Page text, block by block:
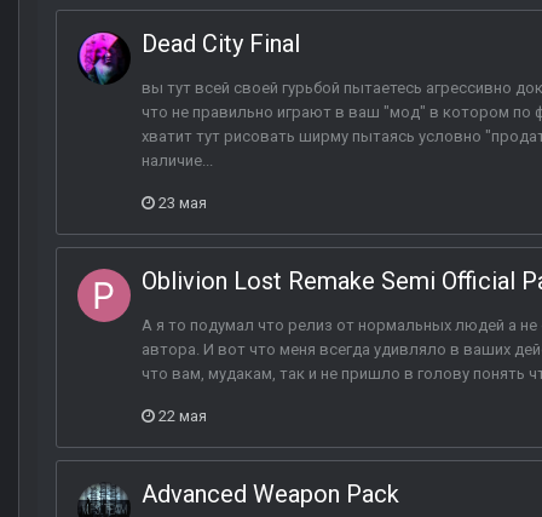
Dead City Final
вы тут всей своей гурьбой пытаетесь агрессивно
что не правильно играют в ваш "мод" в котором по
хватит тут рисовать ширму пытаясь условно
наличие...
23 мая
Oblivion Lost Remake Semi Official
А я то подумал что релиз от нормальных людей а
автора. И вот что меня всегда удивляло в ваших
что вам, мудакам, так и не пришло в голову понять
22 мая
Advanced Weapon Pack